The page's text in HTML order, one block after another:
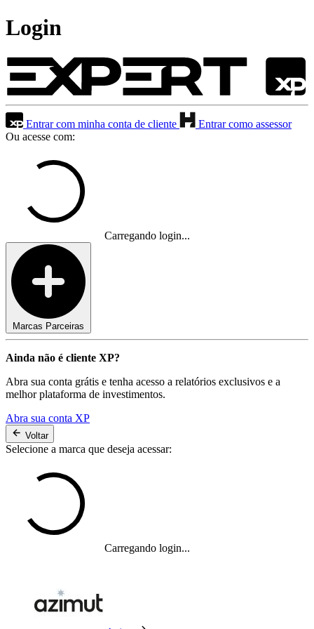
Login
Entrar com minha conta de cliente
Entrar como assessor
Ou acesse com:
Carregando login...
Marcas Parceiras
Ainda não é cliente XP?
Abra sua conta grátis e tenha acesso a relatórios exclusivos e a
melhor plataforma de investimentos.
Abra sua conta XP
Voltar
Selecione a marca que deseja acessar:
Carregando login...